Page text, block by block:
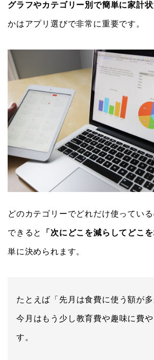
グラフやカテゴリー別で簡単に家計
かはアプリ選びで非常に重要です。
どのカテゴリーでどれだけ使ってい
できると 「次にどこを減らしてどこを
単に決められます。
たとえば「先月は食費に使う額が多
今月はもう少し教育費や趣味に費
す。